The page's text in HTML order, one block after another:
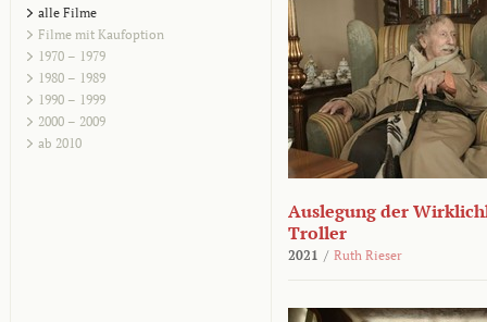
alle Filme
Filme mit Kaufoption
1970 – 1979
1980 – 1989
1990 – 1999
2000 – 2009
ab 2010
Auslegung der
Troller
2021 / Ruth Rieser